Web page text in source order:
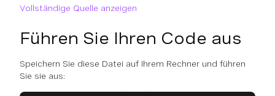
Vollständige Quelle anzeigen
Führen Sie Ihren Code aus
Speichern Sie diese Datei auf Ihrem Rechner und führen
Sie sie aus: